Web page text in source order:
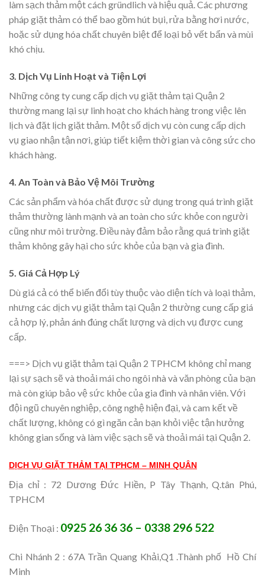
làm sạch thảm một cách gründlich và hiệu quả. Các phương
pháp giặt thảm có thể bao gồm hút bụi, rửa bằng hơi nước,
hoặc sử dụng hóa chất chuyên biệt để loại bỏ vết bẩn và mùi
khó chịu.
3. Dịch Vụ Linh Hoạt và Tiện Lợi
Những công ty cung cấp dịch vụ giặt thảm tại Quận 2
thường mang lại sự linh hoạt cho khách hàng trong việc lên
lịch và đặt lịch giặt thảm. Một số dịch vụ còn cung cấp dịch
vụ giao nhận tận nơi, giúp tiết kiệm thời gian và công sức cho
khách hàng.
4. An Toàn và Bảo Vệ Môi Trường
Các sản phẩm và hóa chất được sử dụng trong quá trình giặt
thảm thường lành mạnh và an toàn cho sức khỏe con người
cũng như môi trường. Điều này đảm bảo rằng quá trình giặt
thảm không gây hại cho sức khỏe của bạn và gia đình.
5. Giá Cả Hợp Lý
Dù giá cả có thể biến đổi tùy thuộc vào diện tích và loại thảm,
nhưng các dịch vụ giặt thảm tại Quận 2 thường cung cấp giá
cả hợp lý, phản ánh đúng chất lượng và dịch vụ được cung
cấp.
===> Dịch vụ giặt thảm tại Quận 2 TPHCM không chỉ mang
lại sự sạch sẽ và thoải mái cho ngôi nhà và văn phòng của bạn
mà còn giúp bảo vệ sức khỏe của gia đình và nhân viên. Với
đội ngũ chuyên nghiệp, công nghệ hiện đại, và cam kết về
chất lượng, không có gì ngăn cản bạn khỏi việc tận hưởng
không gian sống và làm việc sạch sẽ và thoải mái tại Quận 2.
DỊCH VỤ GIẶT THẢM TẠI TPHCM – MINH QUÂN
Địa chỉ : 72 Dương Đức Hiền, P Tây Thạnh, Q.tân Phú,
TPHCM
Điện Thoại : 0925 26 36 36 – 0338 296 522
Chi Nhánh 2 : 67A Trần Quang Khải,Q1 .Thành phố Hồ Chí
Minh